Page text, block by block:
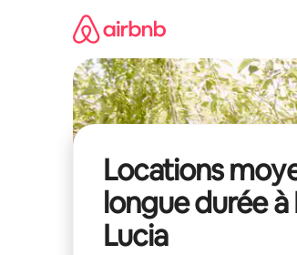
Locations
longue durée à
Lucia